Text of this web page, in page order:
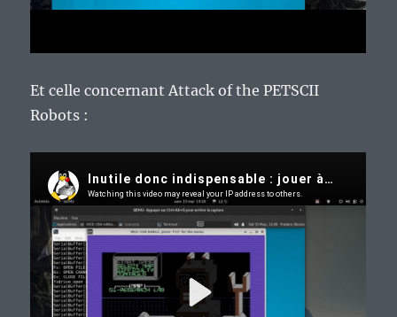
Et celle concernant Attack of the PETSCII
Robots :